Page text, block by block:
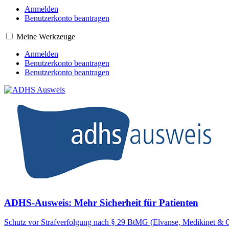
Anmelden
Benutzerkonto beantragen
Meine Werkzeuge
Anmelden
Benutzerkonto beantragen
Benutzerkonto beantragen
ADHS-Ausweis: Mehr Sicherheit für Patienten
Schutz vor Strafverfolgung nach § 29 BtMG (Elvanse, Medikinet &